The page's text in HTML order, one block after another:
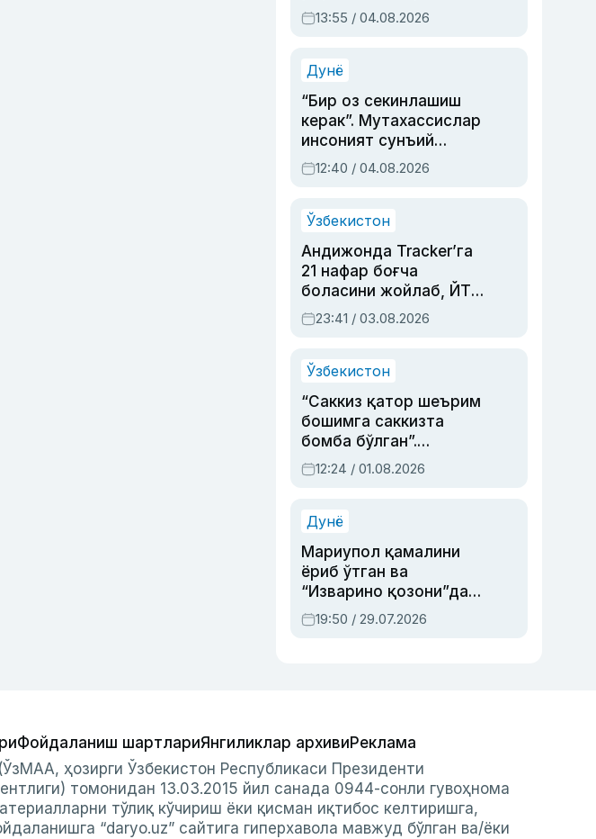
актриса ва дубльяж
устаси Римма
синовларга тўла ҳаёти
13:55 / 04.08.2026
Дунё
“Бир оз секинлашиш
керак”. Мутахассислар
инсоният сунъий
интеллектни бошқара
олмай қолишидан
12:40 / 04.08.2026
Ўзбекистон
Андижонда Tracker’га
21 нафар боғча
боласини жойлаб, ЙТҲ
содир этган аёлга суд
ҳукми ўқилди
23:41 / 03.08.2026
Ўзбекистон
“Саккиз қатор шеърим
бошимга саккизта
бомба бўлган”.
Абдулла Ориповни
сиёсий айбловлардан
12:24 / 01.08.2026
Дунё
Мариупол қамалини
ёриб ўтган ва
“Изварино қозони”дан
чиққан қаҳрамон —
Украина армияси бош
19:50 / 29.07.2026
Фойдаланиш шартлариЯнгиликлар архивиРеклама
ҳозирги Ўзбекистон Республикаси Президенти
томонидан 13.03.2015 йил санада 0944-сонли гувоҳнома
тўлиқ кўчириш ёки қисман иқтибос келтиришга,
“daryo.uz” сайтига гиперхавола мавжуд бўлган ва/ёки